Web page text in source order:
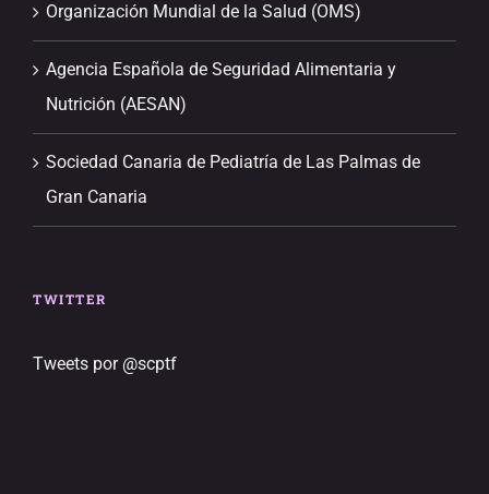
Organización Mundial de la Salud (OMS)
Agencia Española de Seguridad Alimentaria y
Nutrición (AESAN)
Sociedad Canaria de Pediatría de Las Palmas de
Gran Canaria
TWITTER
Tweets por @scptf